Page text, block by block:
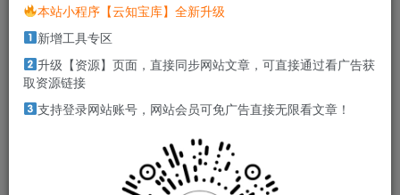
本站部分资源打包为压缩包以方便分享，涉及较多
击解压密码
本套资料包括医学类PPT7套，预览图如下。
本站小程序【云知宝库】全新升级
新增工具专区
升级【资源】页面，直接同步网站文章，可直接通过看广告获
取资源链接
支持登录网站账号，网站会员可免广告直接无限看文章！